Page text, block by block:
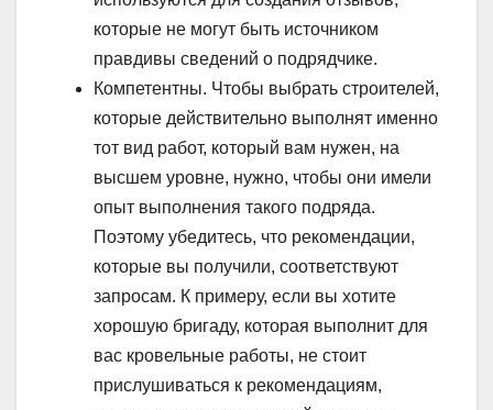
которые не могут быть источником
правдивы сведений о подрядчике.
Компетентны. Чтобы выбрать строителей,
которые действительно выполнят именно
тот вид работ, который вам нужен, на
высшем уровне, нужно, чтобы они имели
опыт выполнения такого подряда.
Поэтому убедитесь, что рекомендации,
которые вы получили, соответствуют
запросам. К примеру, если вы хотите
хорошую бригаду, которая выполнит для
вас кровельные работы, не стоит
прислушиваться к рекомендациям,